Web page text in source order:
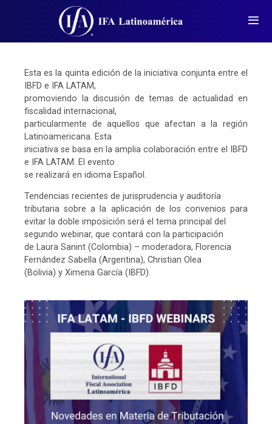
Esta es la quinta edición de la iniciativa conjunta entre el
IBFD e IFA LATAM,
promoviendo la discusión de temas de actualidad en
fiscalidad internacional,
particularmente de aquellos que afectan a la región
Latinoamericana. Esta
iniciativa se basa en la amplia colaboración entre el IBFD
e IFA LATAM. El evento
se realizará en idioma Español.
Tendencias recientes de jurisprudencia y auditoría
tributaria sobre a la aplicación de los convenios para
evitar la doble imposición será el tema principal del
segundo webinar, que contará con la participación
de Laura Sanint (Colombia) – moderadora, Florencia
Fernández Sabella (Argentina), Christian Olea
(Bolivia) y Ximena García (IBFD).